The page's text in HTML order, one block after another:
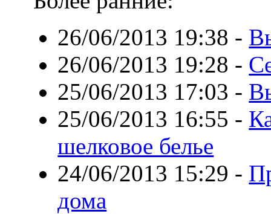
26/06/2013 19:38 -
26/06/2013 19:28 -
25/06/2013 17:03 -
25/06/2013 16:55 -
шелковое белье
24/06/2013 15:29 -
дома